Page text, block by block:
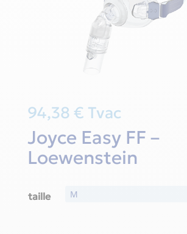
94,38 € Tvac
Joyce Easy FF –
Loewenstein
taille